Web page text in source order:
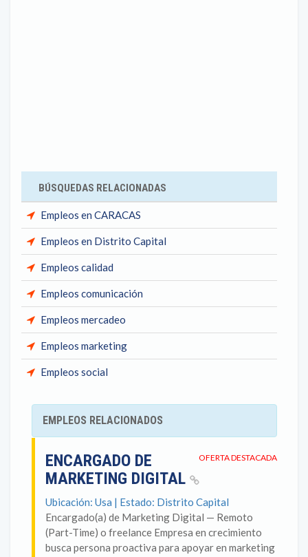
BÚSQUEDAS RELACIONADAS
Empleos en CARACAS
Empleos en Distrito Capital
Empleos calidad
Empleos comunicación
Empleos mercadeo
Empleos marketing
Empleos social
EMPLEOS RELACIONADOS
OFERTA DESTACADA
ENCARGADO DE
MARKETING DIGITAL
Ubicación: Usa | Estado: Distrito Capital
Encargado(a) de Marketing Digital — Remoto
(Part-Time) o freelance Empresa en crecimiento
busca persona proactiva para apoyar en marketing